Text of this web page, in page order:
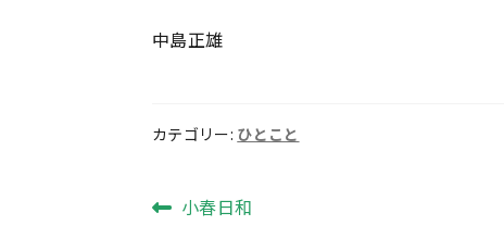
中島正雄
カテゴリー: ひとこと
投前
小春日和